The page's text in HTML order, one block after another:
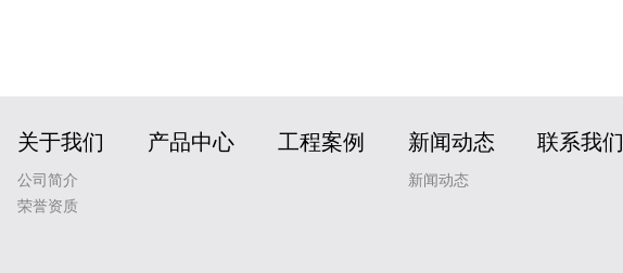
关于我们
公司简介
荣誉资质
产品中心 工程案例 新闻动态
新闻动态
联系我们